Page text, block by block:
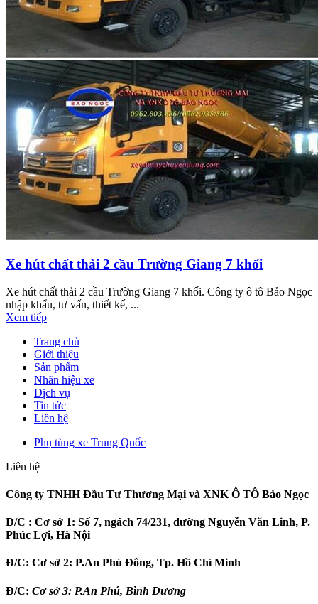
Xe hút chất thải 2 cầu Trường Giang 7 khối
Xe hút chất thải 2 cầu Trường Giang 7 khối. Công ty ô tô Bảo Ngọc
nhập khẩu, tư vấn, thiết kế, ...
Xem tiếp
Trang chủ
Giới thiệu
Sản phẩm
Nhãn hiệu xe
Dịch vụ
Tin tức
Liên hệ
Phụ tùng xe Trung Quốc
Liên hệ
Công ty TNHH Đầu Tư Thương Mại và XNK Ô TÔ Bảo Ngọc
Đ/C : Cơ sở 1: Số 7, ngách 74/231, đường Nguyễn Văn Linh, P.
Phúc Lợi, Hà Nội
Đ/C: Cơ sở 2: P.An Phú Đông, Tp. Hồ Chí Minh
Đ/C: Cơ sở 3: P.An Phú, Bình Dương